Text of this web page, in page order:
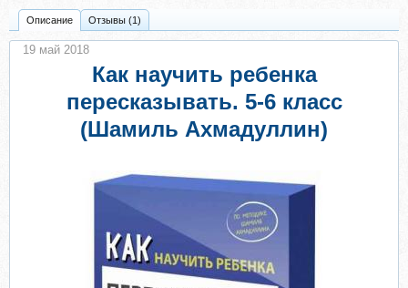
Описание Отзывы (1)
Как научить ребенка
пересказывать. 5-6 класс
(Шамиль Ахмадуллин)
19 май 2018